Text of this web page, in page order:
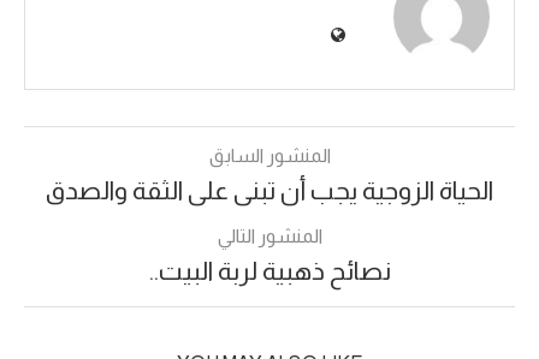
المنشور السابق
الحياة الزوجية يجب أن تبنى على الثقة والصدق
المنشور التالي
نصائح ذهبية لربة البيت..